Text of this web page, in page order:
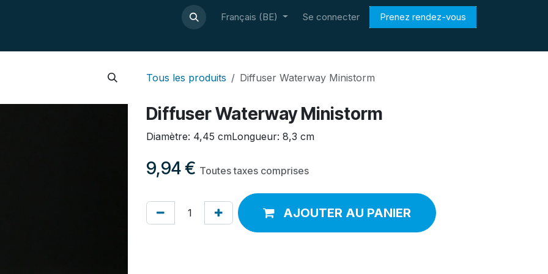
Webshop Contact
Français (BE) Se connecter Prenez rendez-vous
Tous les produits Diffuser Waterway Ministorm
Diffuser Waterway Ministorm
Diamètre: 4,45 cmLongueur: 8,3 cm
9,94€ Toutes taxes comprises
AJOUTER AU PANIER